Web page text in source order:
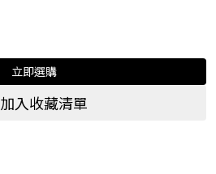
立即選購
加入收藏清單